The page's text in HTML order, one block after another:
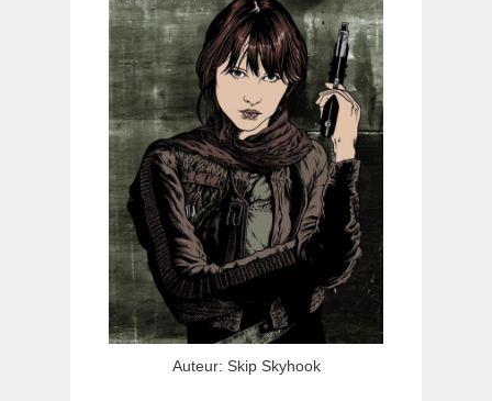
Auteur: Skip Skyhook